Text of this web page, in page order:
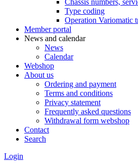
Chassis numbers,
Type coding
Operation Variomatic
Member portal
News and calendar
News
Calendar
Webshop
About us
Ordering and payment
Terms and conditions
Privacy statement
Frequently asked questions
Withdrawal form webshop
Contact
Search
Login